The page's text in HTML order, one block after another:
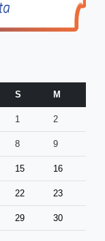
S M
1 2
8 9
15 16
22 23
29 30